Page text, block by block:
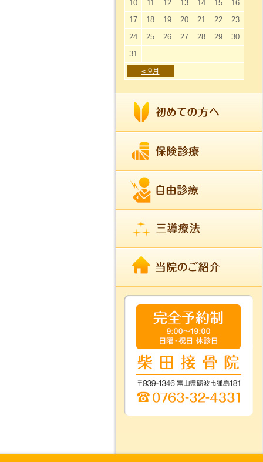
« 9月
10
11 12 13 14 15
16
17
18 19 20 21 22
23
24
25 26 27 28 29
30
31